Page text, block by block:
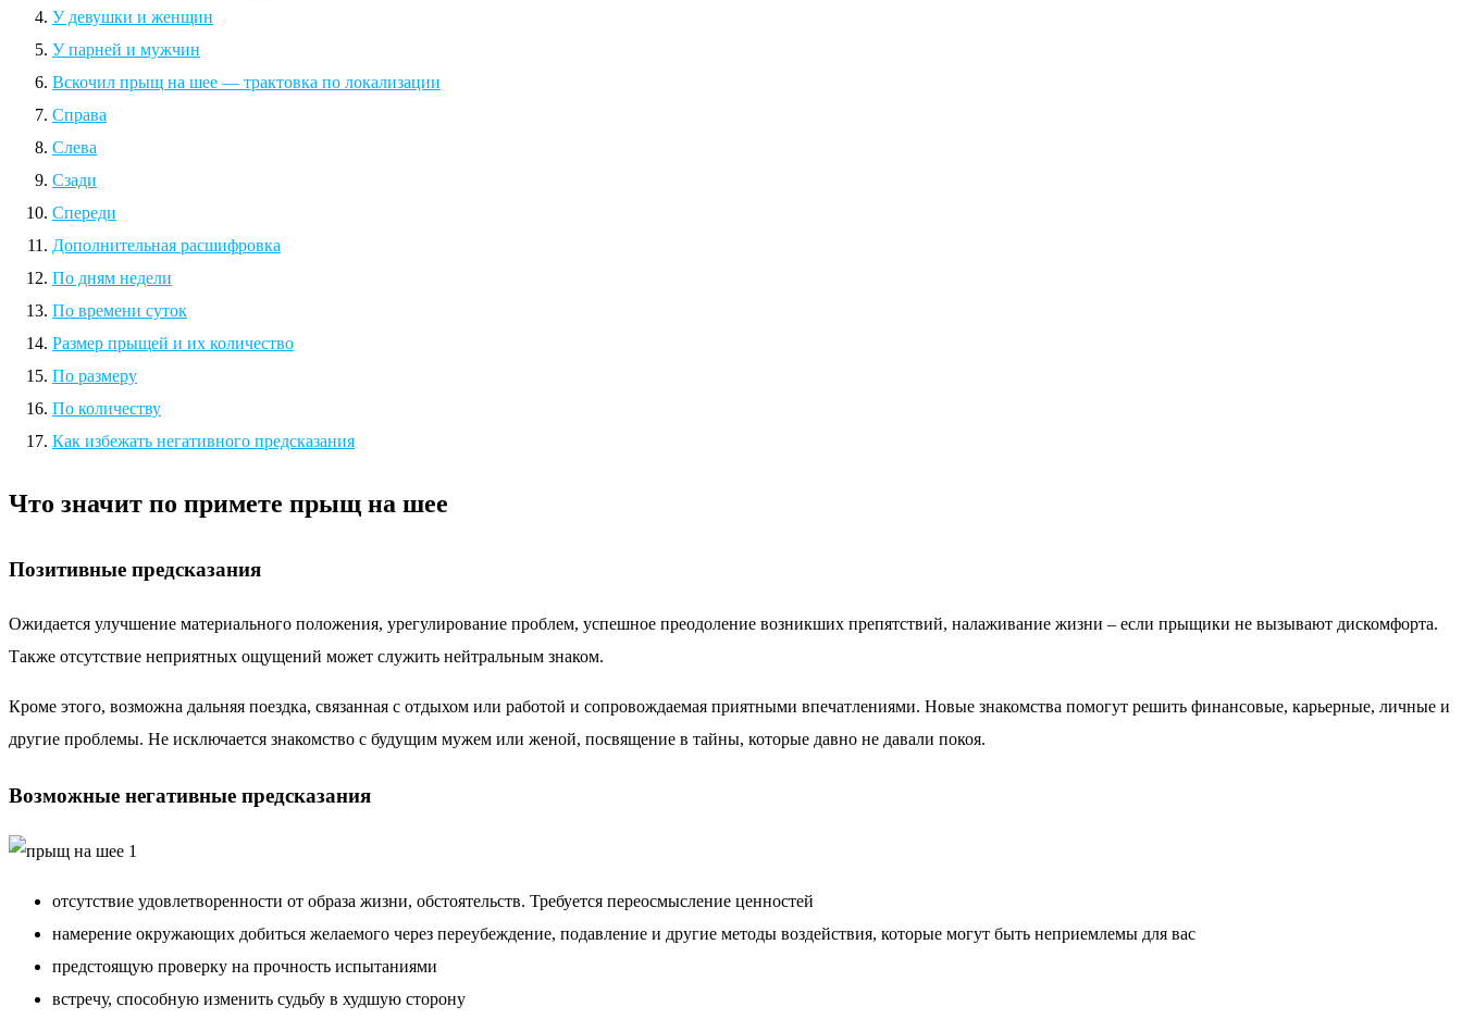
У девушки и женщин
У парней и мужчин
Вскочил прыщ на шее — трактовка по локализации
Справа
Слева
Сзади
Спереди
Дополнительная расшифровка
По дням недели
По времени суток
Размер прыщей и их количество
По размеру
По количеству
Как избежать негативного предсказания
Что значит по примете прыщ на шее
Позитивные предсказания
Ожидается улучшение материального положения, урегулирование проблем, успешное преодоление возникших препятствий, налаживание жизни – если прыщики не вызывают дискомфорта.
Также отсутствие неприятных ощущений может служить нейтральным знаком.
Кроме этого, возможна дальняя поездка, связанная с отдыхом или работой и сопровождаемая приятными впечатлениями. Новые знакомства помогут решить финансовые, карьерные, личные и
другие проблемы. Не исключается знакомство с будущим мужем или женой, посвящение в тайны, которые давно не давали покоя.
Возможные негативные предсказания
отсутствие удовлетворенности от образа жизни, обстоятельств. Требуется переосмысление ценностей
намерение окружающих добиться желаемого через переубеждение, подавление и другие методы воздействия, которые могут быть неприемлемы для вас
предстоящую проверку на прочность испытаниями
встречу, способную изменить судьбу в худшую сторону